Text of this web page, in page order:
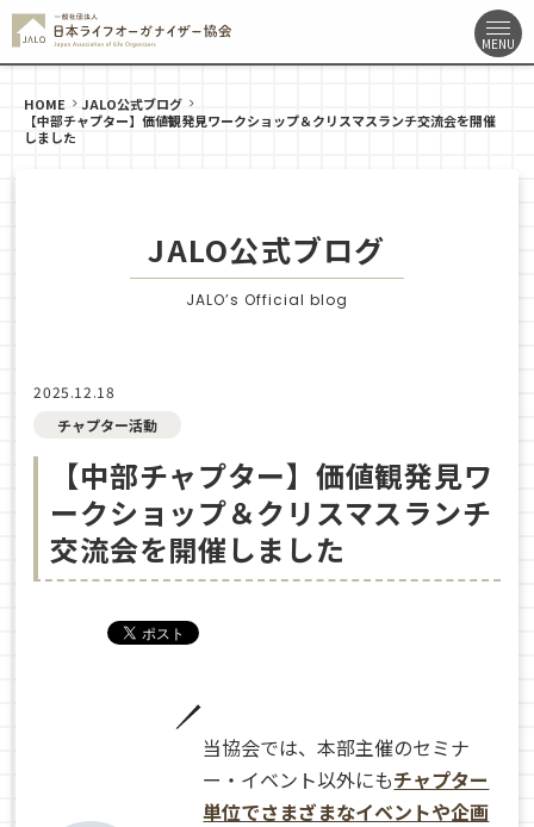
HOME
JALO公式ブログ
【中部チャプター】価値観発見ワークショップ＆クリスマスランチ交流会を開催
しました
JALO公式ブログ
JALO’s Official blog
2025.12.18
チャプター活動
【中部チャプター】価値観発見ワ
ークショップ＆クリスマスランチ
交流会を開催しました
当協会では、本部主催のセミナ
ー・イベント以外にもチャプター
単位でさまざまなイベントや企画